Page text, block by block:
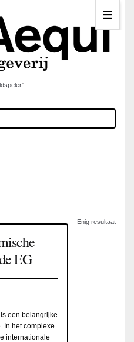
Enig resultaat
EG
een belangrijke
In het complexe
internationale